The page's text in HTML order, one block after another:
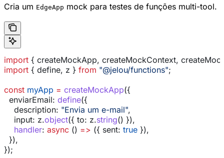
Cria um EdgeApp mock para testes de funções multi-tool.
import { createMockApp, createMockContext,
import { define, z } from "@jelou/functions";
const myApp = createMockApp({
  enviarEmail:
define({
    description:
"Envia um e-mail",
    input:
z.object({ to: z.string() }),
    handler
: async () => ({ sent: true }),
  }),
});